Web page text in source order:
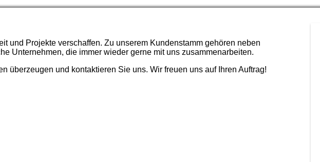
und Projekte verschaffen. Zu unserem Kundenstamm gehören neben
Unternehmen, die immer wieder gerne mit uns zusammenarbeiten.
überzeugen und kontaktieren Sie uns. Wir freuen uns auf Ihren Auftrag!